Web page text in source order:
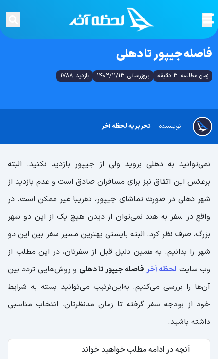
فاصله جیپور تا دهلی
زمان مطالعه: 3 دقیقه بروزرسانی: 1403/11/13 بازدید: 1788
تحریریه لحظه آخر نویسنده
نمی‌توانید به دهلی بروید ولی از جیپور بازدید نکنید. البته
برعکس این اتفاق نیز برای مسافران صادق است و عدم بازدید از
شهر دهلی در صورت تماشای جیپور، تقریبا غیر ممکن است. در
واقع در سفر به هند نمی‌توان از دیدن هیچ یک از این دو شهر
بزرگ، صرف نظر کرد. البته بایستی بهترین مسیر سفر بین این دو
شهر را بدانیم. به همین دلیل قبل از سفرتان، در این مطلب از
وب سایت لحظه آخر فاصله جیپور تا دهلی و روش‌هایی تردد بین
آن‌ها را بررسی می‌‌کنیم. به‌این‌ترتیب می‌توانید بسته به شرایط
خود از بودجه سفر گرفته تا زمان مدنظرتان، انتخاب مناسبی
داشته باشید.
آنچه در ادامه مطلب خواهید خواند